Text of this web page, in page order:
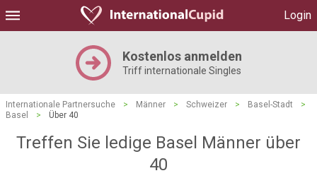
Login
Kostenlos anmelden
Triff internationale Singles
Internationale Partnersuche > Männer > Schweizer > Basel-Stadt
>
Basel
> Über 40
Treffen Sie ledige Basel Männer über
40